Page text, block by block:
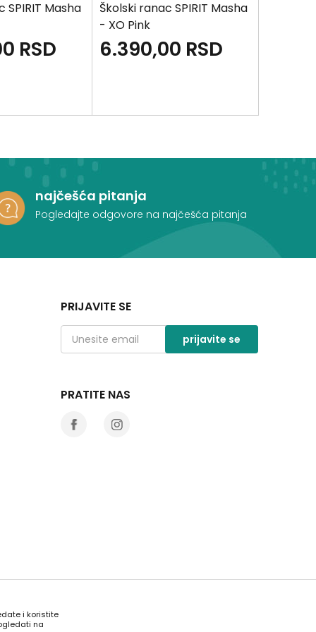
SPIRIT Masha
RSD
Školski ranac SPIRIT Masha
- XO Pink
6.390,00 RSD
najčešća pitanja
Pogledajte odgovore na najčešća pitanja
PRIJAVITE SE
prijavite se
PRATITE NAS
i koristite
na